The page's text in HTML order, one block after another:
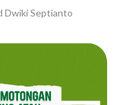
Dwiki Septianto